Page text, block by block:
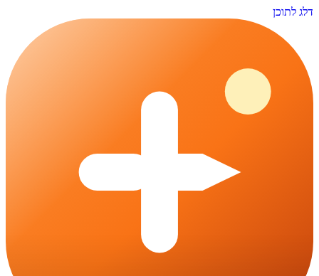
דלג לתוכן